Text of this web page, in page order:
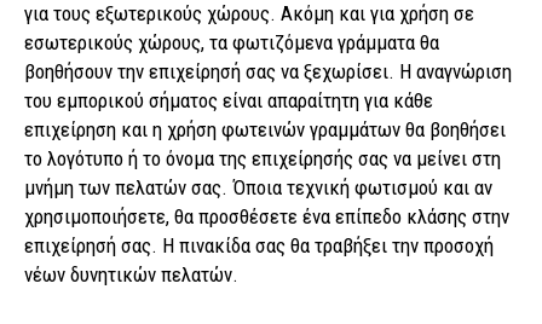
για τους εξωτερικούς χώρους. Ακόμη και για χρήση σε
εσωτερικούς χώρους, τα φωτιζόμενα γράμματα θα
βοηθήσουν την επιχείρησή σας να ξεχωρίσει. Η αναγνώριση
του εμπορικού σήματος είναι απαραίτητη για κάθε
επιχείρηση και η χρήση φωτεινών γραμμάτων θα βοηθήσει
το λογότυπο ή το όνομα της επιχείρησής σας να μείνει στη
μνήμη των πελατών σας. Όποια τεχνική φωτισμού και αν
χρησιμοποιήσετε, θα προσθέσετε ένα επίπεδο κλάσης στην
επιχείρησή σας. Η πινακίδα σας θα τραβήξει την προσοχή
νέων δυνητικών πελατών.